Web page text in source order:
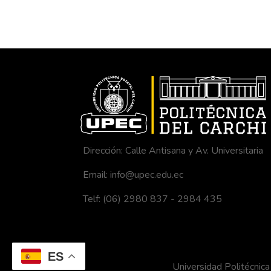
ES
Dirección: Calle Antisana y Av. Universitaria
Email: info@upec.edu.ec
Telf: (06) 2980 837 - 2984 435
Universidad